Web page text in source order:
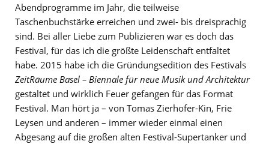
Abendprogramme im Jahr, die teilweise
Taschenbuchstärke erreichen und zwei- bis dreisprachig
sind. Bei aller Liebe zum Publizieren war es doch das
Festival, für das ich die größte Leidenschaft entfaltet
habe. 2015 habe ich die Gründungsedition des Festivals
ZeitRäume Basel – Biennale für neue Musik und Architektur
gestaltet und wirklich Feuer gefangen für das Format
Festival. Man hört ja – von Tomas Zierhofer-Kin, Frie
Leysen und anderen – immer wieder einmal einen
Abgesang auf die großen alten Festival-Supertanker und